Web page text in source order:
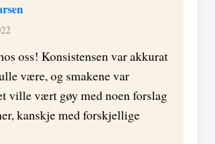
oss! Konsistensen var akkurat
være, og smakene var
ville vært gøy med noen forslag
kanskje med forskjellige